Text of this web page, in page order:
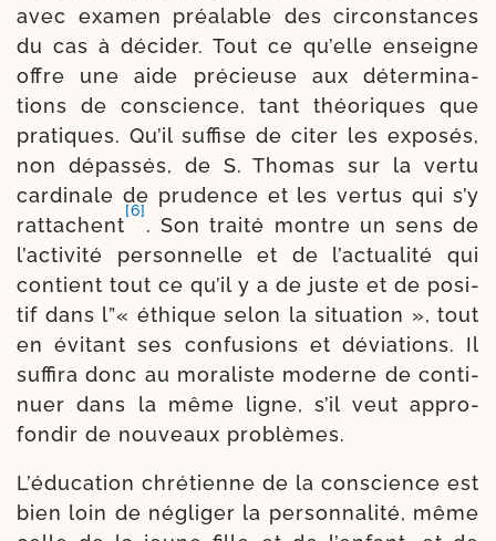
avec exa­men préa­lable des cir­cons­tances
du cas à déci­der. Tout ce qu’elle enseigne
offre une aide pré­cieuse aux déter­mi­na­
tions de conscience, tant théo­riques que
pra­tiques. Qu’il suf­fise de citer les expo­sés,
non dépas­sés, de S. Thomas sur la ver­tu
car­di­nale de pru­dence et les ver­tus qui s’y
rat­tachent
[6]
. Son trai­té montre un sens de
l’ac­ti­vi­té per­son­nelle et de l’ac­tua­li­té qui
contient tout ce qu’il y a de juste et de posi­
tif dans l”« éthique selon la situa­tion », tout
en évi­tant ses confu­sions et dévia­tions. Il
suf­fira donc au mora­liste moderne de conti­
nuer dans la même ligne, s’il veut appro­
fon­dir de nou­veaux problèmes.
L’éducation chré­tienne de la conscience est
bien loin de né­gliger la per­son­na­li­té, même